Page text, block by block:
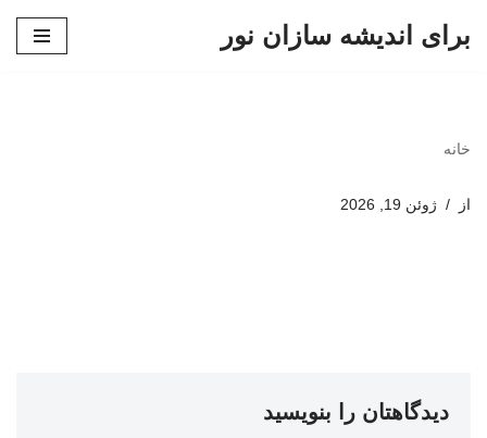
برای اندیشه سازان نور
خانه
از ژوئن 19, 2026
دیدگاهتان را بنویسید